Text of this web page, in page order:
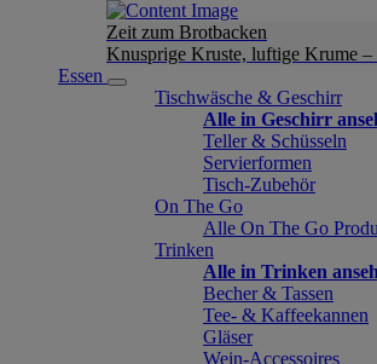
Zeit zum Brotbacken
Knusprige Kruste, luftige Krume
Essen
Tischwäsche & Geschirr
Alle in Geschirr
Teller & Schüsseln
Servierformen
Tisch-Zubehör
On The Go
Alle On The Go
Trinken
Alle in Trinken
Becher & Tassen
Tee- & Kaffeekannen
Gläser
Wein-Accessoires